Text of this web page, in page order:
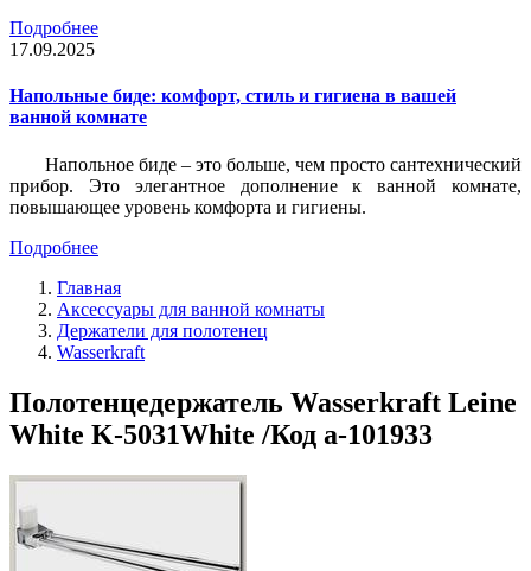
Подробнее
17.09.2025
Напольные биде: комфорт, стиль и гигиена в вашей
ванной комнате
Напольное биде – это больше, чем просто сантехнический
прибор. Это элегантное дополнение к ванной комнате,
повышающее уровень комфорта и гигиены.
Подробнее
Главная
Аксессуары для ванной комнаты
Держатели для полотенец
Wasserkraft
Полотенцедержатель Wasserkraft Leine
White K-5031White /Код a-101933